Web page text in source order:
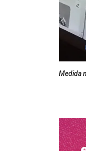
Medida